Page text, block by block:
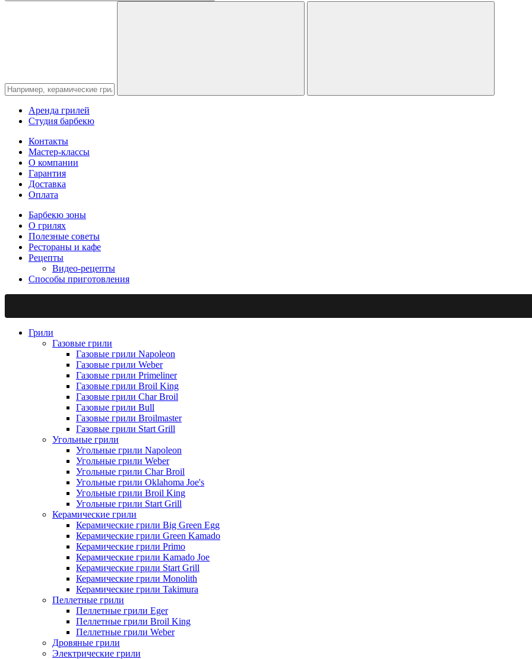
Аренда грилей
Студия барбекю
Контакты
Мастер-классы
О компании
Гарантия
Доставка
Оплата
Барбекю зоны
О грилях
Полезные советы
Рестораны и кафе
Рецепты
Видео-рецепты
Способы приготовления
Грили
Газовые грили
Газовые грили Napoleon
Газовые грили Weber
Газовые грили Primeliner
Газовые грили Broil King
Газовые грили Char Broil
Газовые грили Bull
Газовые грили Broilmaster
Газовые грили Start Grill
Угольные грили
Угольные грили Napoleon
Угольные грили Weber
Угольные грили Char Broil
Угольные грили Oklahoma Joe's
Угольные грили Broil King
Угольные грили Start Grill
Керамические грили
Керамические грили Big Green Egg
Керамические грили Green Kamado
Керамические грили Primo
Керамические грили Kamado Joe
Керамические грили Start Grill
Керамические грили Monolith
Керамические грили Takimura
Пеллетные грили
Пеллетные грили Eger
Пеллетные грили Broil King
Пеллетные грили Weber
Дровяные грили
Электрические грили